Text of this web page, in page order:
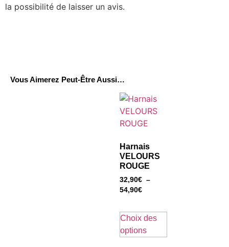
la possibilité de laisser un avis.
Vous Aimerez Peut-Être Aussi…
Harnais
VELOURS
ROUGE
32,90€ –
54,90€
Choix des
options